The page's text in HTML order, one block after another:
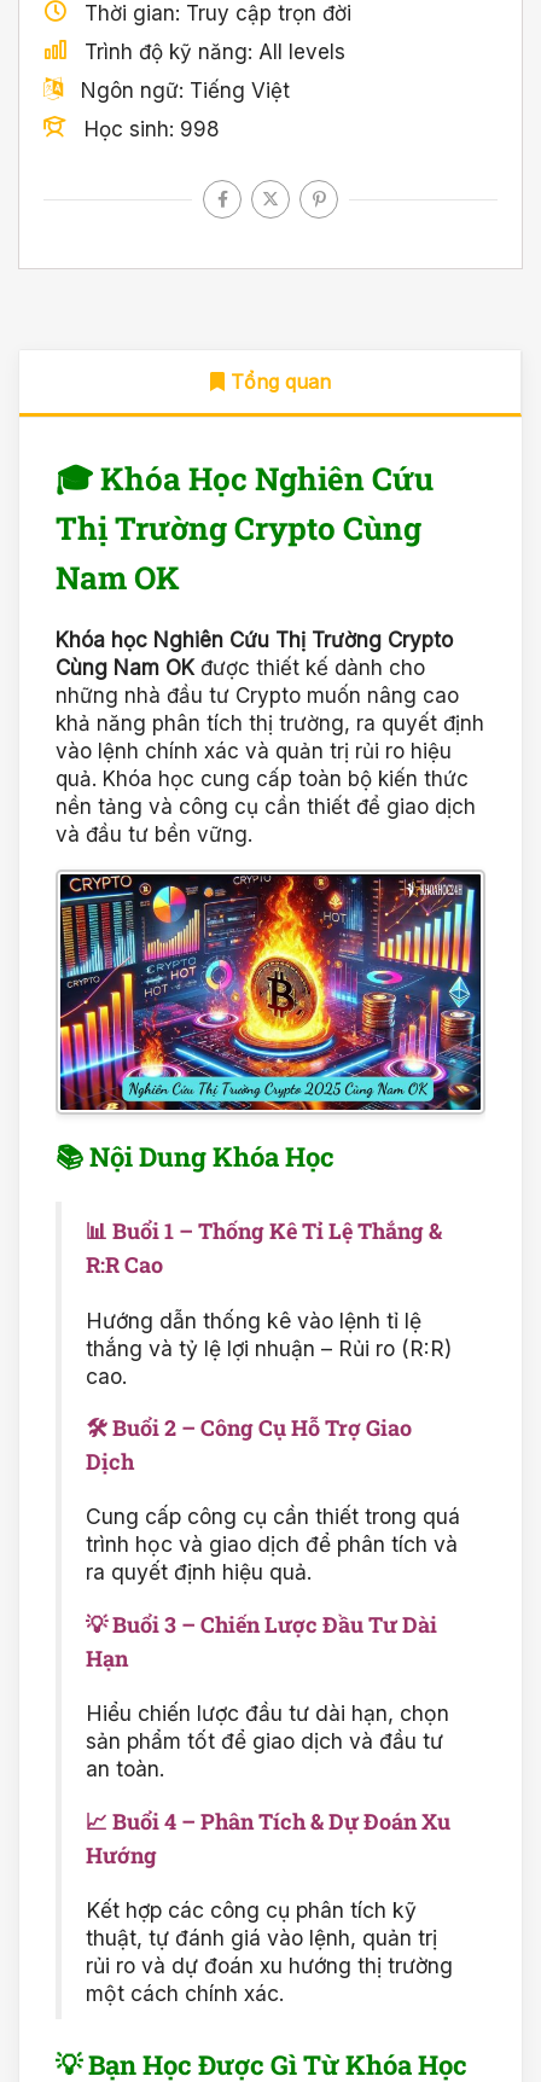
Tổng quan
🎓Khóa Học Nghiên Cứu
Thị Trường Crypto Cùng
Nam OK
Khóa học Nghiên Cứu Thị Trường Crypto
Cùng Nam OKđược thiết kế dành cho
những nhà đầu tư Crypto muốn nâng cao
khả năng phân tích thị trường, ra quyết định
vào lệnh chính xác và quản trị rủi ro hiệu
quả. Khóa học cung cấp toàn bộ kiến thức
nền tảng và công cụ cần thiết để giao dịch
và đầu tư bền vững.
📚Nội Dung Khóa Học
📊 Buổi 1 – Thống Kê Tỉ Lệ Thắng &
R:R Cao
Hướng dẫn thống kê vào lệnh tỉ lệ
thắng và tỷ lệ lợi nhuận – Rủi ro (R:R)
cao.
🛠️Buổi 2 – Công Cụ Hỗ Trợ Giao
Dịch
Cung cấp công cụ cần thiết trong quá
trình học và giao dịch để phân tích và
ra quyết định hiệu quả.
💡Buổi 3 – Chiến Lược Đầu Tư Dài
Hạn
Hiểu chiến lược đầu tư dài hạn, chọn
sản phẩm tốt để giao dịch và đầu tư
an toàn.
📈 Buổi 4 – Phân Tích & Dự Đoán Xu
Hướng
Kết hợp các công cụ phân tích kỹ
thuật, tự đánh giá vào lệnh, quản trị
rủi ro và dự đoán xu hướng thị trường
một cách chính xác.
💡Bạn Học Được Gì Từ Khóa Học
Thời gian Truy cập trọn đời
Trình độ kỹ năng All levels
Ngôn ngữ Tiếng Việt
Học sinh 998